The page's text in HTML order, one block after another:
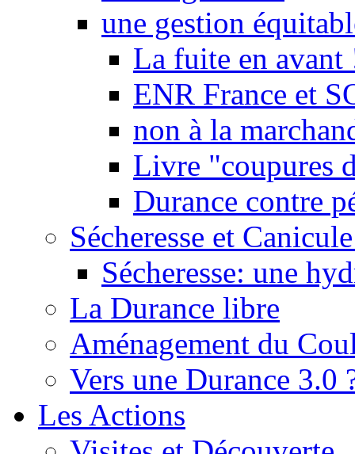
une gestion
La fuite en avant
ENR France et
non à la
Livre "coupures
Durance contre
Sécheresse et
Sécheresse: une
La Durance libre
Aménagement du
Vers une Durance 3.0
Les Actions